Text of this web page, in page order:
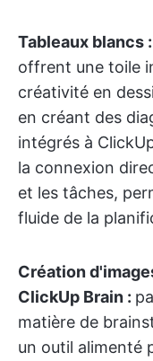
Tableaux blancs :
offrent une toile
créativité en
en créant des
intégrés à
la connexion
et les tâches,
fluide de la
Création
ClickUp Brain :
matière de
un outil alimenté